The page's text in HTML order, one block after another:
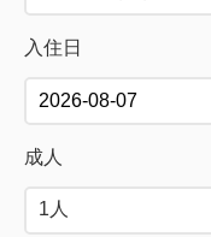
入住日
成人